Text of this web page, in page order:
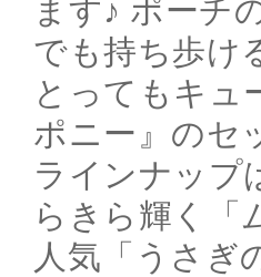
ます♪ ポーチ
でも持ち歩け
とってもキュ
ポニー』のセ
ラインナップ
らきら輝く「
人気「うさぎ